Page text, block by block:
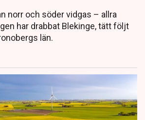
norr och söder vidgas – allra
har drabbat Blekinge, tätt följt
län.